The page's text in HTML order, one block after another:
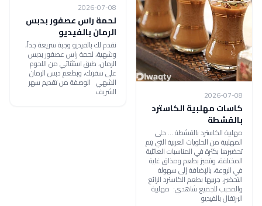
2026-07-08
كاسات مهلبية الكاسترد
بالقشطة
مهلبية الكاسترد بالقشطة ... حلى
المهلبية من الحلويات العربية التي يتم
تحضيرها بكثرة في المناسبات العائلية
المختلفة، وتتميز بطعم ومذاق غاية
في الروعة، بالإضافة إلى سهولة
التحضير، جربيها بطعم الكاسترد الرائع
والمحبب للجميع شاهدي: مهلبية
البرتقال بالفيديو
2026-07-08
لحمة راس عصفور بدبس
الرمان بالفيديو
نقدم لك بالفيديو وجبة سريعة جداً،
وشهية، لحمة راس عصفور بدبس
الرمان، طبق استثنائي من اللحوم
على سفرتك، وبطعم دبس الرمان
الشهي الوصفة من تقديم سهر
الشريف